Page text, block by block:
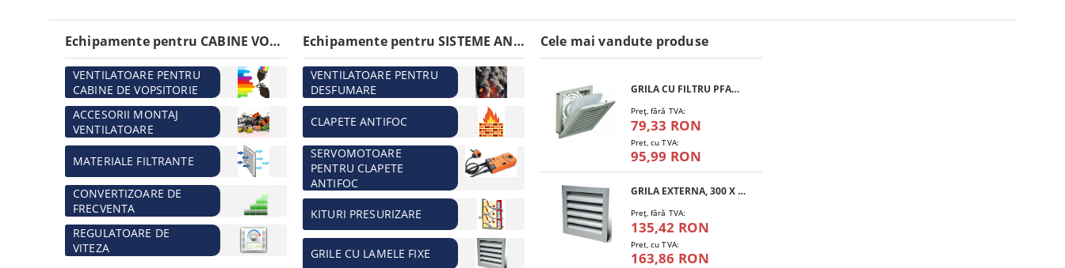
Echipamente pentru CABINE VOPSITORIE
VENTILATOARE PENTRU
CABINE DE VOPSITORIE
ACCESORII MONTAJ
VENTILATOARE
MATERIALE FILTRANTE
CONVERTIZOARE DE
FRECVENTA
REGULATOARE DE
VITEZA
Echipamente pentru SISTEME ANTIINCENDIU
VENTILATOARE PENTRU
DESFUMARE
CLAPETE ANTIFOC
SERVOMOTOARE
PENTRU CLAPETE
ANTIFOC
KITURI PRESURIZARE
GRILE CU LAMELE FIXE
Cele mai vandute produse
GRILA CU FILTRU PFANNENBERG PFA 10.000
Preţ, fără TVA:
79,33 RON
Pret, cu TVA:
95,99 RON
GRILA EXTERNA, 300 X 300 MM
Preţ, fără TVA:
135,42 RON
Pret, cu TVA:
163,86 RON